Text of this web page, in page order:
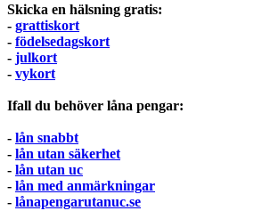
Skicka en hälsning gratis:
- grattiskort
- födelsedagskort
- julkort
- vykort
Ifall du behöver låna pengar:
- lån snabbt
- lån utan säkerhet
- lån utan uc
- lån med anmärkningar
- lånapengarutanuc.se